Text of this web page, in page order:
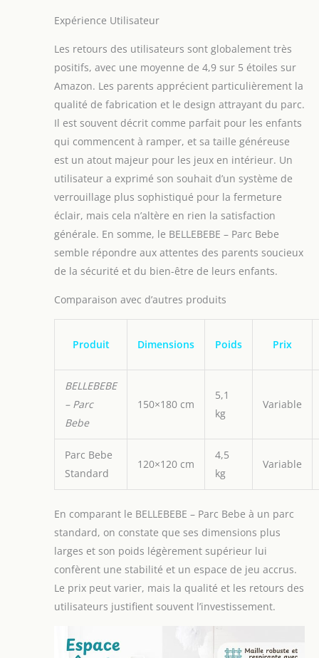
Expérience Utilisateur
Les retours des utilisateurs sont globalement très
positifs, avec une moyenne de 4,9 sur 5 étoiles sur
Amazon. Les parents apprécient particulièrement la
qualité de fabrication et le design attrayant du parc.
Il est souvent décrit comme parfait pour les enfants
qui commencent à ramper, et sa taille généreuse
est un atout majeur pour les jeux en intérieur. Un
utilisateur a exprimé son souhait d’un système de
verrouillage plus sophistiqué pour la fermeture
éclair, mais cela n’altère en rien la satisfaction
générale. En somme, le BELLEBEBE – Parc Bebe
semble répondre aux attentes des parents soucieux
de la sécurité et du bien-être de leurs enfants.
Comparaison avec d’autres produits
Produit Dimensions Poids Prix
BELLEBEBE
– Parc
Bebe
150×180 cm
5,1
kg
Variable
Parc Bebe
Standard
120×120 cm
4,5
kg
Variable
En comparant le BELLEBEBE – Parc Bebe à un parc
standard, on constate que ses dimensions plus
larges et son poids légèrement supérieur lui
confèrent une stabilité et un espace de jeu accrus.
Le prix peut varier, mais la qualité et les retours des
utilisateurs justifient souvent l’investissement.